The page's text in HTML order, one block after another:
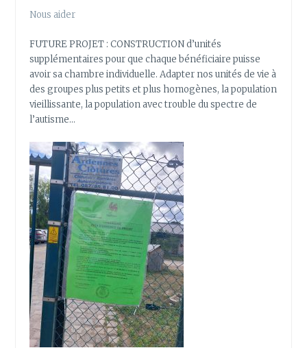
Nous aider
FUTURE PROJET : CONSTRUCTION d’unités
supplémentaires pour que chaque bénéficiaire puisse
avoir sa chambre individuelle. Adapter nos unités de vie à
des groupes plus petits et plus homogènes, la population
vieillissante, la population avec trouble du spectre de
l’autisme…